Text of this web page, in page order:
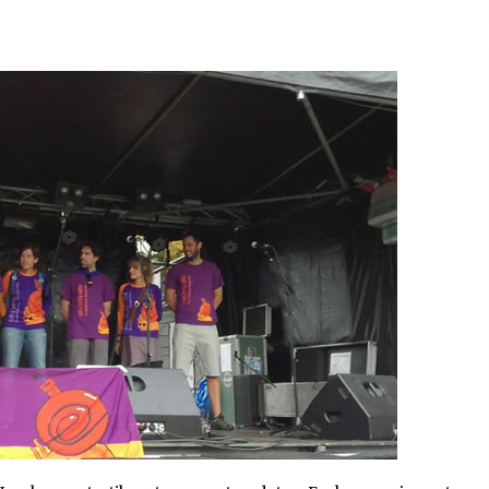
Larunbatean Plentziako Itsas
Martxa ospatuko da
SOINUGELA: Paul McCartney eta
Ringo Starr-en lan berriak
2026/07/03